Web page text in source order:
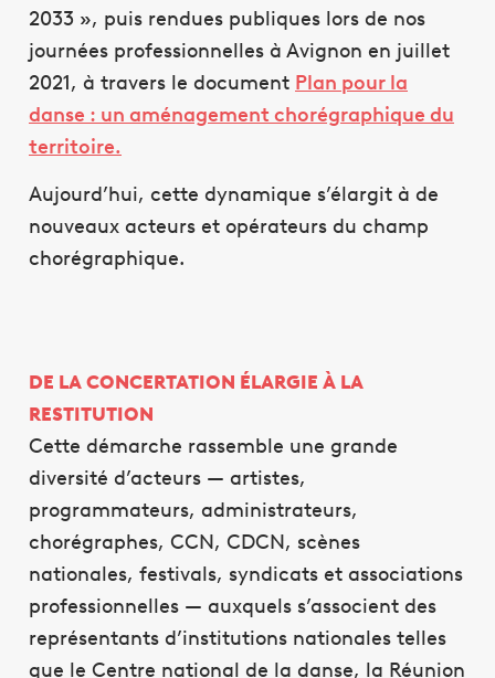
2033 », puis rendues publiques lors de nos
journées professionnelles à Avignon en juillet
2021, à travers le document Plan pour la
danse : un aménagement chorégraphique du
territoire.
Aujourd’hui, cette dynamique s’élargit à de
nouveaux acteurs et opérateurs du champ
chorégraphique.
DE LA CONCERTATION ÉLARGIE À LA
RESTITUTION
Cette démarche rassemble une grande
diversité d’acteurs — artistes,
programmateurs, administrateurs,
chorégraphes, CCN, CDCN, scènes
nationales, festivals, syndicats et associations
professionnelles — auxquels s’associent des
représentants d’institutions nationales telles
que le Centre national de la danse, la Réunion